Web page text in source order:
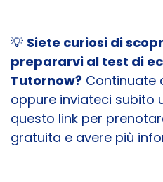
💡 Siete curiosi di
prepararvi al test di
Tutornow? Continuate
oppure inviateci subito
questo link per
gratuita e avere più